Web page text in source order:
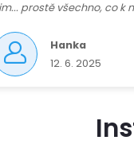
prostě všechno, co k
Hanka
12. 6. 2025